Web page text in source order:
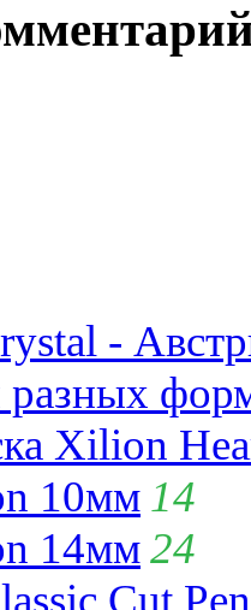
-
разных
Xilion
10мм 14
14мм24
Cut